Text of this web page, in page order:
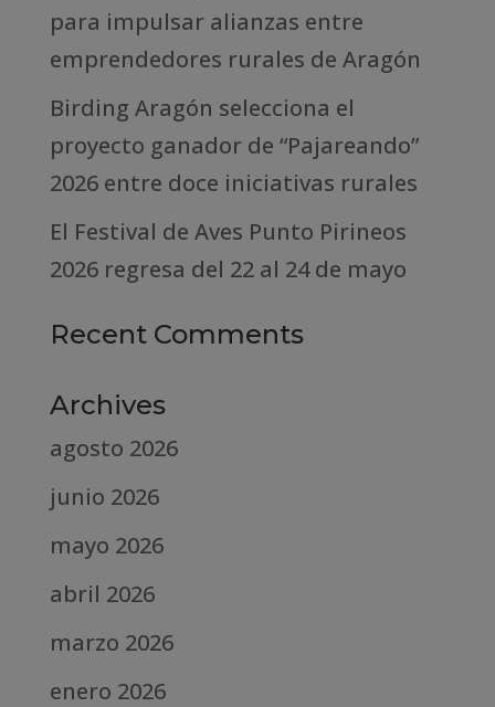
para impulsar alianzas entre
emprendedores rurales de Aragón
Birding Aragón selecciona el
proyecto ganador de “Pajareando”
2026 entre doce iniciativas rurales
El Festival de Aves Punto Pirineos
2026 regresa del 22 al 24 de mayo
Recent Comments
Archives
agosto 2026
junio 2026
mayo 2026
abril 2026
marzo 2026
enero 2026